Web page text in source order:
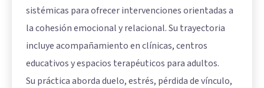
sistémicas para ofrecer intervenciones orientadas a
la cohesión emocional y relacional. Su trayectoria
incluye acompañamiento en clínicas, centros
educativos y espacios terapéuticos para adultos.
Su práctica aborda duelo, estrés, pérdida de vínculo,